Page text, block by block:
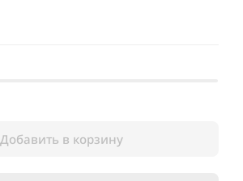
Добавить в корзину